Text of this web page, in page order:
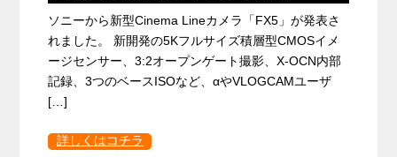
ソニーから新型Cinema Lineカメラ「FX5」が発表さ
れました。 新開発の5Kフルサイズ積層型CMOSイメ
ージセンサー、3:2オープンゲート撮影、X-OCN内部
記録、3つのベースISOなど、αやVLOGCAMユーザ
[…]
詳しくはコチラ